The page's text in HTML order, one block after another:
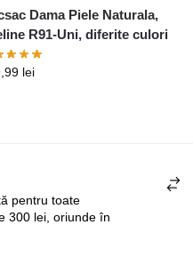
Dama Piele Naturala,
R91-Uni, diferite culori
lei
pentru toate
300 lei, oriunde în